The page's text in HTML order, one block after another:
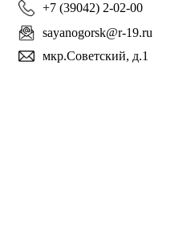
+7 (39042) 2-02-00
sayanogorsk@r-19.ru
мкр.Советский, д.1